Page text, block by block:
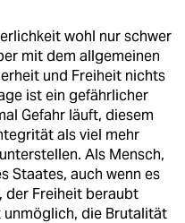
wohl nur schwer
mit dem allgemeinen
und Freiheit nichts
ist ein gefährlicher
Gefahr läuft, diesem
als viel mehr
Als Mensch,
Staates, auch wenn es
der Freiheit beraubt
die Brutalität